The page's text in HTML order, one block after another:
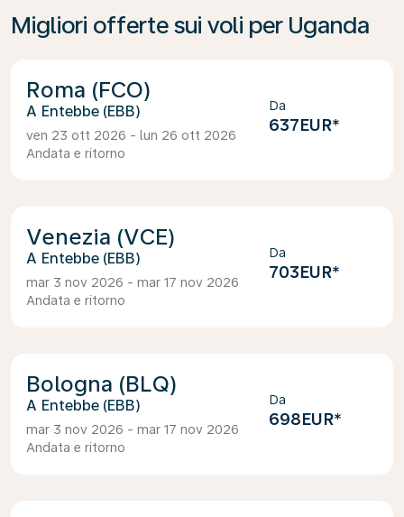
Migliori offerte sui voli per Uganda
Roma (FCO)
Entebbe (EBB)
ven 23 ott 2026 - lun 26 ott 2026
Andata e ritorno
Da
637EUR*
Venezia (VCE)
Entebbe (EBB)
mar 3 nov 2026 - mar 17 nov 2026
Andata e ritorno
Da
703EUR*
Bologna (BLQ)
Entebbe (EBB)
mar 3 nov 2026 - mar 17 nov 2026
Andata e ritorno
Da
698EUR*